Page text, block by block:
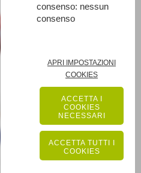
consenso: nessun
consenso
APRI IMPOSTAZIONI
COOKIES
ACCETTA I
COOKIES
NECESSARI
ACCETTA TUTTI I
COOKIES